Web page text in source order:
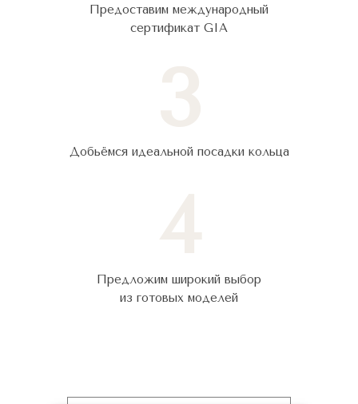
Предоставим международный
сертификат GIA
Добьёмся идеальной посадки кольца
Предложим широкий выбор
из готовых моделей